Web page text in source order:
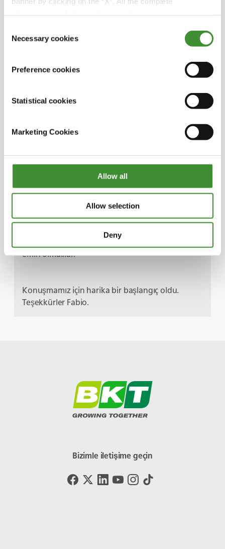
Selection
Necessary cookies
Preference cookies
Statistical cookies
Marketing Cookies
Allow all
Allow selection
Deny
üretimi. Arazi lastikleri üretiyorlar. Ambalaj
Karbondioksit azaltımı, fosil yakıtlardan enerji
taşımak yerine, yeniden kullanılabilir mobil
hammaddelerin tesiste taşınması için harcanan
teknoloji geliştirdik. Genel olarak, enerji israfını
azalma hedefledik. Bunu başarmanın anahtarı
uygulandığında, Her yıl iki milyon tondan fazla
CO2 emisyonu tasarrufu sağlayacak. Şunu
unutmamalıyız ki, çıkarma ve işlemede tüm zincir
boyunca sürdürülebilir olmamız gerekiyor. Yani
şirketler tedarikçi seçecekleri zaman,
sürdürülebilirlik konusunda dikkat edildiğinden
emin olmalılar.
Konuşmamız için harika bir başlangıç oldu.
Teşekkürler Fabio.
Bizimle iletişime geçin